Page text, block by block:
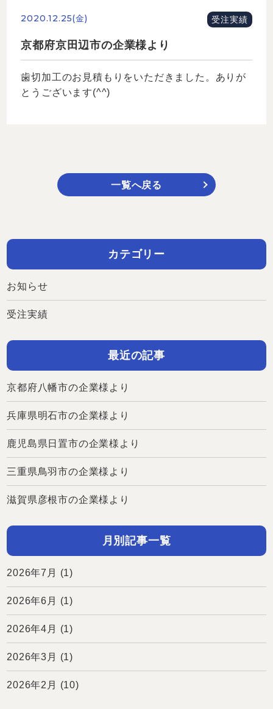
2020.12.25(金) 受注実績
京都府京田辺市の企業様より
歯切加工のお見積もりをいただきました。ありが
とうございます(^^)
一覧へ戻る
カテゴリー
お知らせ
受注実績
最近の記事
京都府八幡市の企業様より
兵庫県明石市の企業様より
鹿児島県日置市の企業様より
三重県鳥羽市の企業様より
滋賀県彦根市の企業様より
月別記事一覧
2026年7月 (1)
2026年6月 (1)
2026年4月 (1)
2026年3月 (1)
2026年2月 (10)